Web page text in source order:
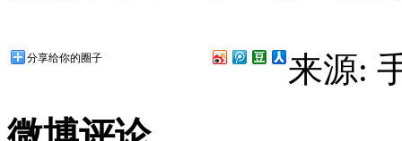
分享给你的圈子 来源: